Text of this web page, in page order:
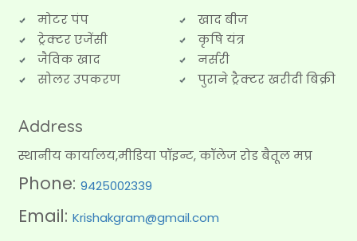
मोटर पंप
खाद बीज
ट्रेक्टर एजेंसी
कृषि यंत्र
जैविक खाद
नर्सरी
सोलर उपकरण
पुराने ट्रैक्टर खरीदी बिक्री
Address
स्थानीय कार्यालय,मीडिया पॉइन्ट, कॉलेज रोड बैतूल मप्र
Phone: 9425002339
Email: Krishakgram@gmail.com